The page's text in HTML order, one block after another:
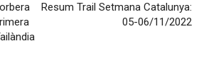
Resum Trail Setmana Catalunya:
05-06/11/2022